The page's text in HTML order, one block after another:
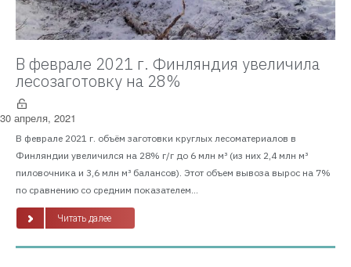
В феврале 2021 г. Финляндия увеличила
лесозаготовку на 28%
30 апреля, 2021
В феврале 2021 г. объём заготовки круглых лесоматериалов в
Финляндии увеличился на 28% г/г до 6 млн м³ (из них 2,4 млн м³
пиловочника и 3,6 млн м³ балансов). Этот объем вывоза вырос на 7%
по сравнению со средним показателем...
Читать далее